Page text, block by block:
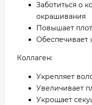
Заботиться о
окрашивания
Повышает
Коллаген:
Укрепляет
Увеличивает
Укрощает